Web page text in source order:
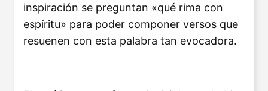
inspiración se preguntan «qué rima con
espíritu» para poder componer versos que
resuenen con esta palabra tan evocadora.